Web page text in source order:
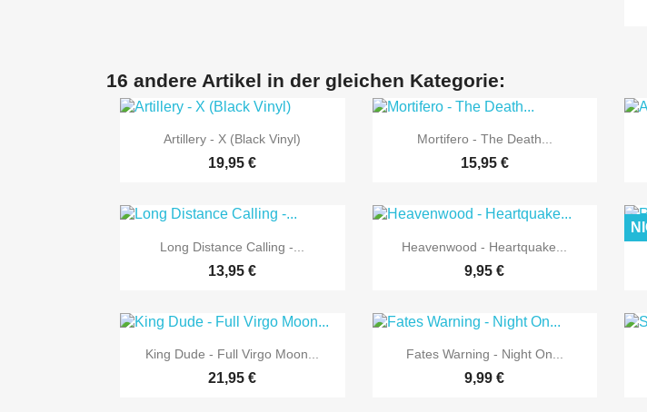
16 andere Artikel in der gleichen Kategorie:
 Vorschau
Artillery - X (Black Vinyl)
19,95 €
 Vorschau
Mortifero - The Death...
15,95 €
 Vorschau
Long Distance Calling -...
13,95 €
 Vorschau
Heavenwood - Heartquake...
9,95 €
 Vorschau
King Dude - Full Virgo Moon...
21,95 €
 Vorschau
Fates Warning - Night On...
9,99 €